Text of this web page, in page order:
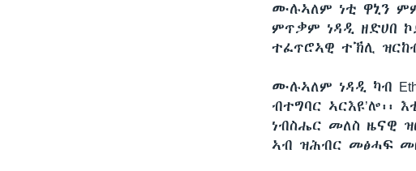
ሙሉኣለም ነቲ ዋኒን
ምጥቃም ነዳዲ ዘድሀበ
ተፈጥሮኣዊ ተኽሊ
ሙሉኣለም ነዳዲ ካብ
ብተግባር
ነብስሔር መለስ ዜናዊ
ኣብ ዝሕብር መፅሓፍ